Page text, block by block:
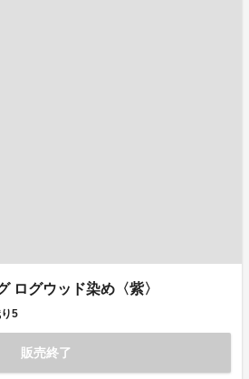
ログウッド染め〈紫〉
5
販売終了